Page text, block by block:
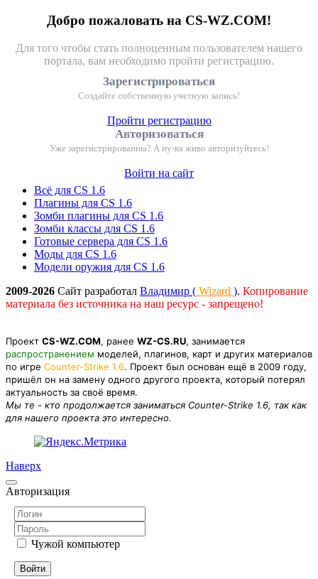
Добро пожаловать на CS-WZ.COM!
Для того чтобы стать полноценным пользователем нашего
портала, вам необходимо пройти регистрацию.
Зарегистрироваться
Создайте собственную учетную запись!
Пройти регистрацию
Авторизоваться
Уже зарегистрированны? А ну-ка живо авторизуйтесь!
Войти на сайт
Всё для CS 1.6
Плагины для CS 1.6
Зомби плагины для CS 1.6
Зомби классы для CS 1.6
Готовые сервера для CS 1.6
Моды для CS 1.6
Модели оружия для CS 1.6
2009-2026 Сайт разработал Владимир ( Wizard ). Копирование
материала без источника на наш ресурс - запрещено!
Проект CS-WZ.COM, ранее WZ-CS.RU, занимается
распространением моделей, плагинов, карт и других материалов
по игре Counter-Strike 1.6. Проект был основан ещё в 2009 году,
пришёл он на замену одного другого проекта, который потерял
актуальность за своё время.
Мы те - кто продолжается заниматься Counter-Strike 1.6, так как
для нашего проекта это интересно.
Наверх
Авторизация
Чужой компьютер
Войти